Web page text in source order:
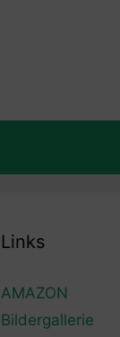
Links
AMAZON
Bildergallerie